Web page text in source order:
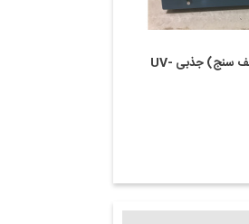
اسپکتروفتومتر (طیف سنج) جذبی UV-